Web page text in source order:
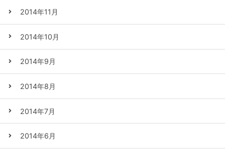
2014年11月
2014年10月
2014年9月
2014年8月
2014年7月
2014年6月